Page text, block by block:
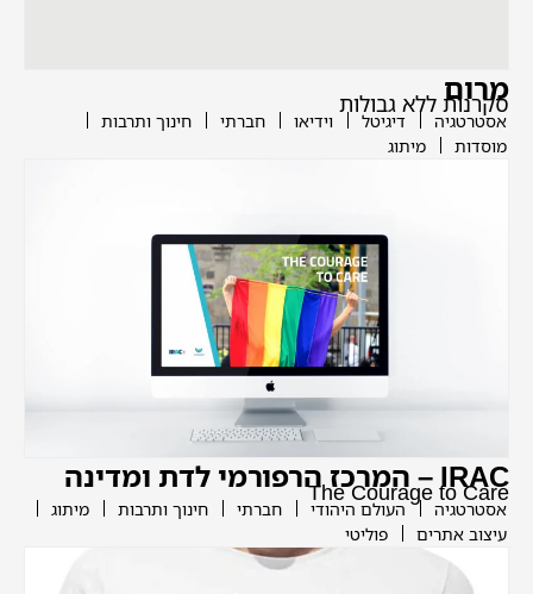
מרום
סקרנות ללא גבולות
אסטרטגיה דיגיטל וידיאו חברתי
חינוך ותרבות
מוסדות
מיתוג
IRAC – המרכז הרפורמי לדת ומדינה
The Courage to Care
אסטרטגיה העולם היהודי חברתי חינוך ותרבות
מיתוג
עיצוב אתרים
פוליטי